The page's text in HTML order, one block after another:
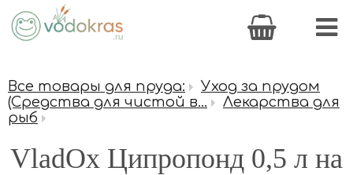
Все товары для пруда:
Уход за прудом
(Средства для чистой в...
Лекарства для
рыб
VladOx Ципропонд 0,5 л на